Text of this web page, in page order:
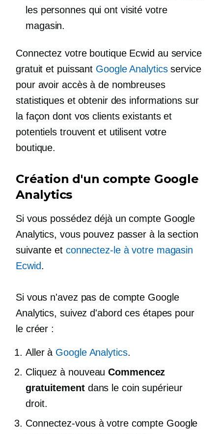
les personnes qui ont visité votre
magasin.
Connectez votre boutique Ecwid au service
gratuit et puissant Google Analyticsservice
pour avoir accès à de nombreuses
statistiques et obtenir des informations sur
la façon dont vos clients existants et
potentiels trouvent et utilisent votre
boutique.
Création d'un compte Google
Analytics
Si vous possédez déjà un compte Google
Analytics, vous pouvez passer à la section
suivante et connectez-le à votre magasin
Ecwid.
Si vous n'avez pas de compte Google
Analytics, suivez d'abord ces étapes pour
le créer :
Aller à Google Analytics.
Cliquez à nouveauCommencez
gratuitementdans le coin supérieur
droit.
Connectez-vous à votre compte Google